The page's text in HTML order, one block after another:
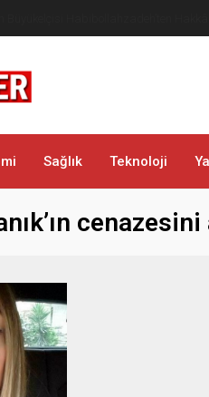
Sağlık Teknoloji